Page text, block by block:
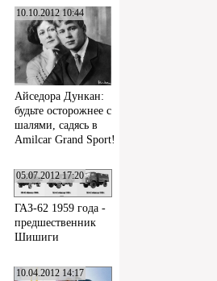
10.10.2012 10:44
Айседора Дункан:
будьте осторожнее с
шалями, садясь в
Amilcar Grand Sport!
05.07.2012 17:20
ГАЗ-62 1959 года -
предшественник
Шишиги
10.04.2012 14:17